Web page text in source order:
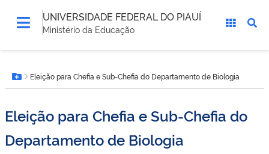
UNIVERSIDADE FEDERAL DO PIAUÍ
Ministério da Educação
está
aqui:Botão Menu
Eleição para Chefia e Sub-Chefia do Departamento de Biologia
Eleição para Chefia e Sub-Chefia do
Departamento de Biologia